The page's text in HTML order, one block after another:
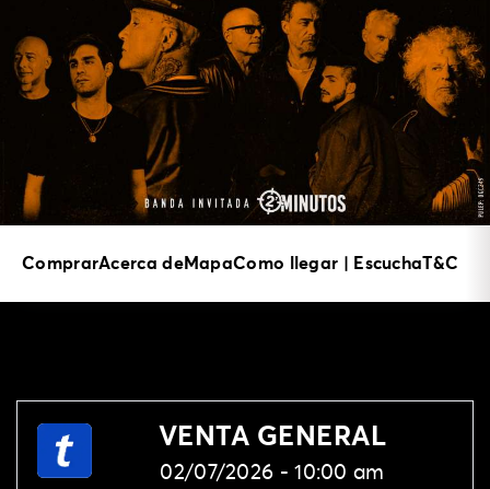
ComprarAcerca deMapaComo llegar | EscuchaT&C
VENTA GENERAL
02/07/2026 - 10:00 am